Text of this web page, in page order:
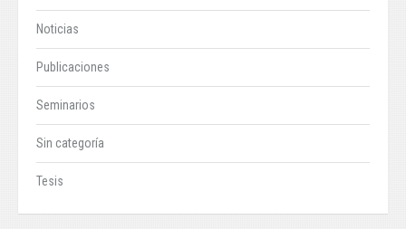
Noticias
Publicaciones
Seminarios
Sin categoría
Tesis